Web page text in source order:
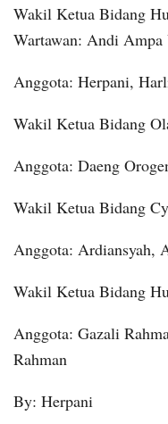
Wakil Ketua Bidang
Wartawan: Andi Ampa
Anggota: Herpani,
Wakil Ketua Bidang
Anggota: Daeng
Wakil Ketua Bidang
Anggota: Ardiansyah,
Wakil Ketua Bidang
Anggota: Gazali
Rahman
By: Herpani